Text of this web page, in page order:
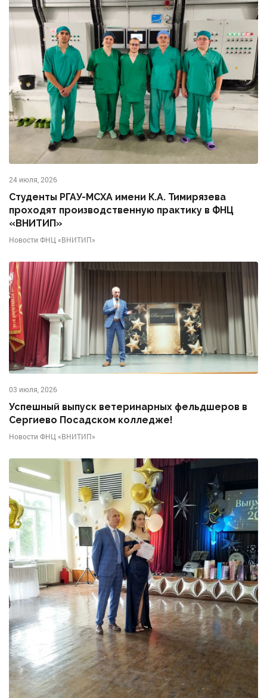
24 июля, 2026
Студенты РГАУ-МСХА имени К.А. Тимирязева
проходят производственную практику в ФНЦ
«ВНИТИП»
Новости ФНЦ «ВНИТИП»
03 июля, 2026
Успешный выпуск ветеринарных фельдшеров в
Сергиево Посадском колледже!
Новости ФНЦ «ВНИТИП»